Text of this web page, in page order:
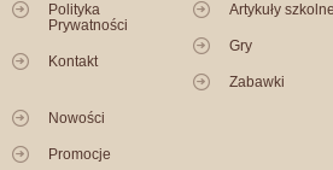
Polityka
Prywatności
Kontakt
Artykuły szkolne
Gry
Zabawki
Nowości
Promocje